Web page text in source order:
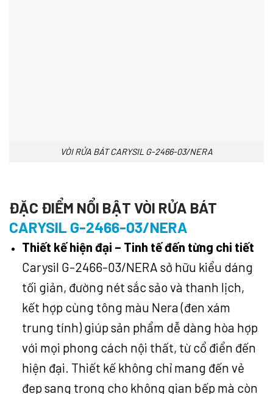
VÒI RỬA BÁT CARYSIL G-2466-03/NERA
ĐẶC ĐIỂM NỔI BẬT VÒI RỬA BÁT
CARYSIL G-2466-03/NERA
Thiết kế hiện đại – Tinh tế đến từng chi tiết
Carysil G-2466-03/NERA sở hữu kiểu dáng
tối giản, đường nét sắc sảo và thanh lịch,
kết hợp cùng tông màu Nera (đen xám
trung tính) giúp sản phẩm dễ dàng hòa hợp
với mọi phong cách nội thất, từ cổ điển đến
hiện đại. Thiết kế không chỉ mang đến vẻ
đẹp sang trọng cho không gian bếp mà còn